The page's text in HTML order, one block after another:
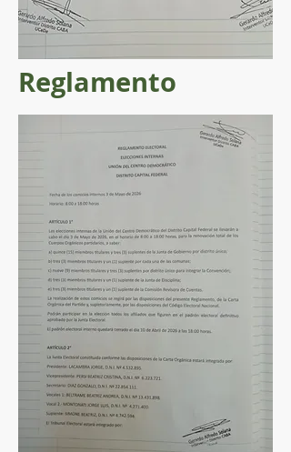
Reglamento